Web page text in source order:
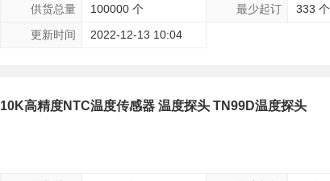
供货总量 100000 个 最少起订
333 个
更新时间
2022-12-13 10:04
10K高精度NTC温度传感器 温度探头 TN99D温度探头